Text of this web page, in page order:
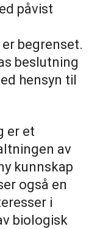
påvist
begrenset.
beslutning
hensyn til
er et
av
kunnskap
også en
i
biologisk